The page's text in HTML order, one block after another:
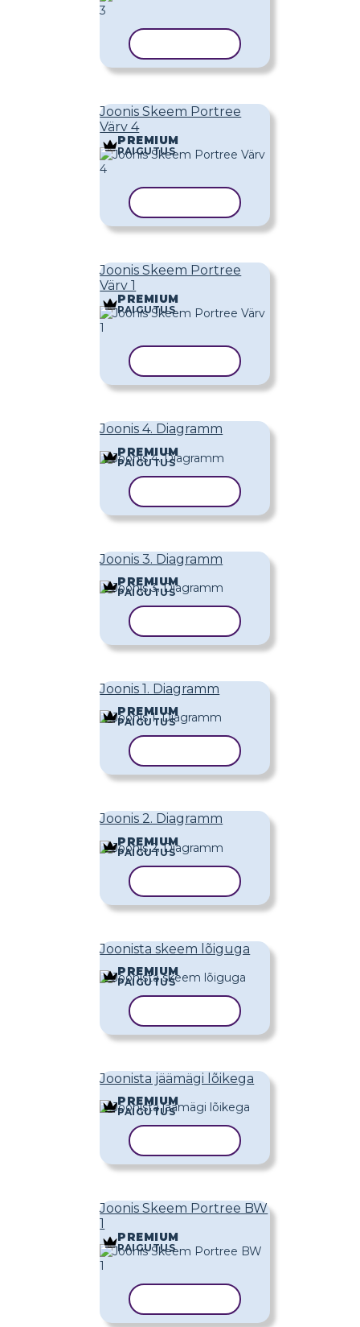
Joonis Skeem Portree
Värv 4
PREMIUM
PAIGUTUS
Joonis Skeem Portree
Värv 1
PREMIUM
PAIGUTUS
Joonis 4. Diagramm
PREMIUM
PAIGUTUS
Joonis 3. Diagramm
PREMIUM
PAIGUTUS
Joonis 1. Diagramm
PREMIUM
PAIGUTUS
Joonis 2. Diagramm
PREMIUM
PAIGUTUS
Joonista skeem lõiguga
PREMIUM
PAIGUTUS
Joonista jäämägi lõikega
PREMIUM
PAIGUTUS
Joonis Skeem Portree BW
1
PREMIUM
PAIGUTUS